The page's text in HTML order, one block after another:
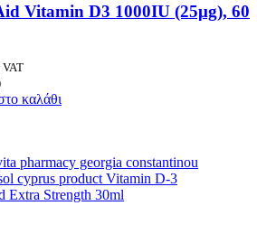
Vitamin D3 1000IU (25μg), 60
καλάθι